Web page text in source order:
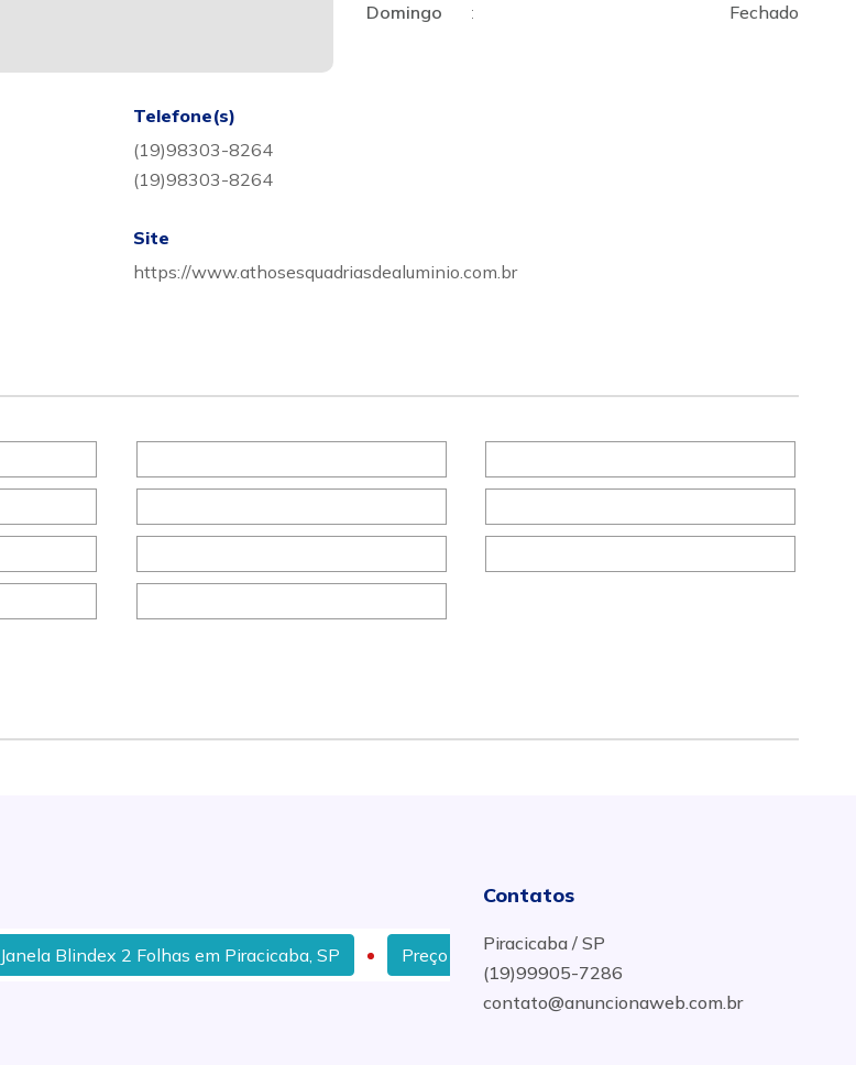
Domingo
: Fechado
Telefone(s)
(19)98303-8264
(19)98303-8264
Site
https://www.athosesquadriasdealuminio.com.br
Blindex 2 Folhas em Piracicaba, SP Preço Instalação De Vidros De Comuns em Piracicaba
Contatos
Piracicaba / SP
(19)99905-7286
contato@anuncionaweb.com.br